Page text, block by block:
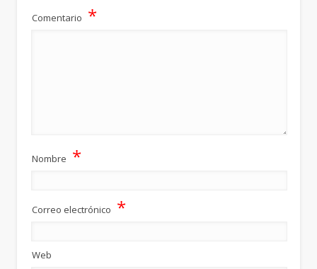
Comentario *
Nombre *
Correo electrónico *
Web